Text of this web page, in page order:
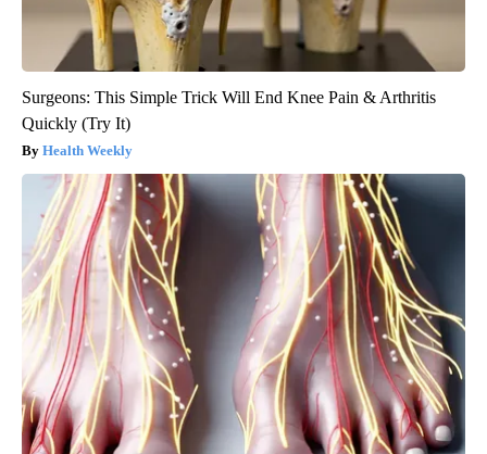
Surgeons: This Simple Trick Will End Knee Pain & Arthritis
Quickly (Try It)
Health Weekly